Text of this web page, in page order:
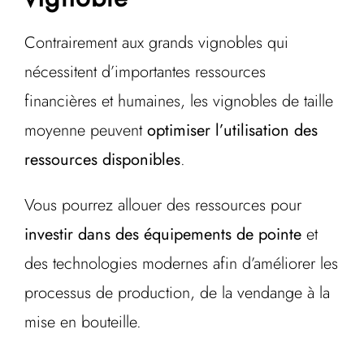
Contrairement aux grands vignobles qui
nécessitent d’importantes ressources
financières et humaines, les vignobles de taille
moyenne peuventoptimiser l’utilisation des
ressources disponibles.
Vous pourrez allouer des ressources pour
investir dans des équipements de pointe et
des technologies modernes afin d’améliorer les
processus de production, de la vendange à la
mise en bouteille.